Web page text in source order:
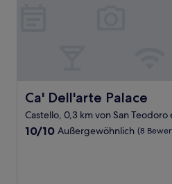
Ca' Dell'arte Palace
Ca' Dell'arte Palace
Castello, 0,3 km von San
10.0
10/10 Außergewöhnlich (8